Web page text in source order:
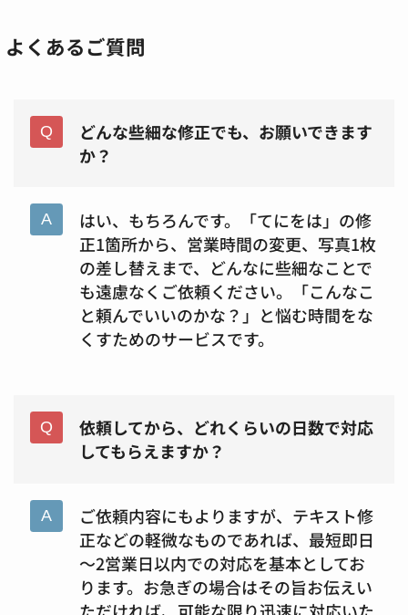
よくあるご質問
どんな些細な修正でも、お願いできます
か？
はい、もちろんです。「てにをは」の修
正1箇所から、営業時間の変更、写真1枚
の差し替えまで、どんなに些細なことで
も遠慮なくご依頼ください。「こんなこ
と頼んでいいのかな？」と悩む時間をな
くすためのサービスです。
依頼してから、どれくらいの日数で対応
してもらえますか？
ご依頼内容にもよりますが、テキスト修
正などの軽微なものであれば、最短即日
～2営業日以内での対応を基本としてお
ります。お急ぎの場合はその旨お伝えい